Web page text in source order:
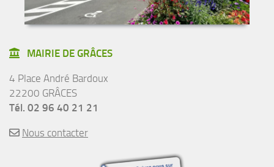
MAIRIE DE GRÂCES
4 Place André Bardoux
22200 GRÂCES
Tél. 02 96 40 21 21
Nous contacter